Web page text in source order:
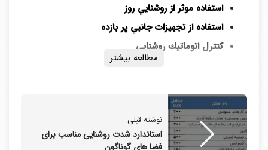
استفاده موثر از روشنايي روز
استفاده از تجهيزات جانبي پر بازده
كنترل اتوماتيك روشنايي
اهميت روشنايي
بهبود سيستم روشنايي آسايش بصري را افزايش و خستگي
چشم را كاهش مي دهد.
مطالعه بیشتر
نوشته قبلی
استاندارد شدت روشنایی مناسب برای
فضا های گوناگون